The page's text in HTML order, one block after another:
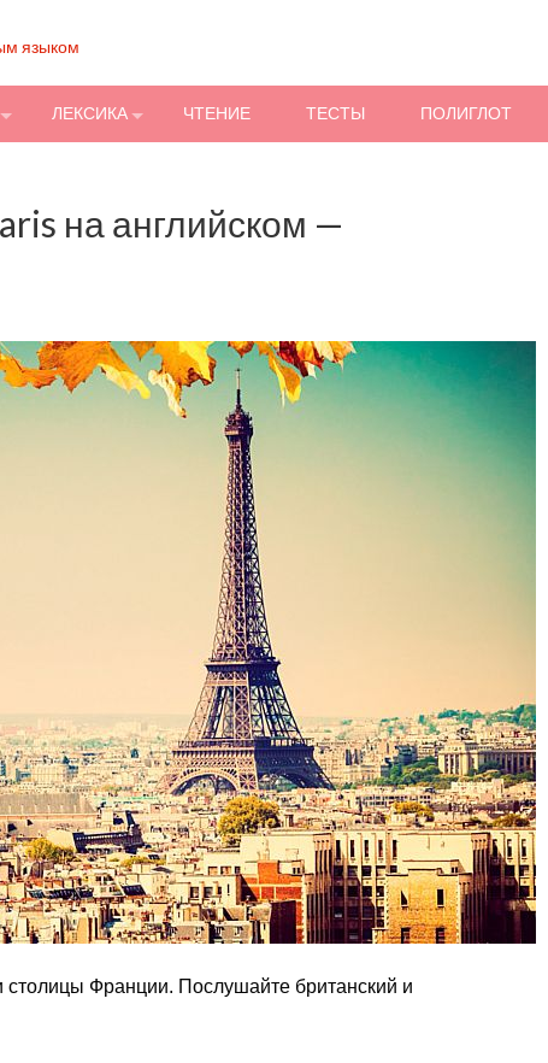
языком
ЛЕКСИКА ЧТЕНИЕ ТЕСТЫ ПОЛИГЛОТ
на английском —
Франции. Послушайте британский и